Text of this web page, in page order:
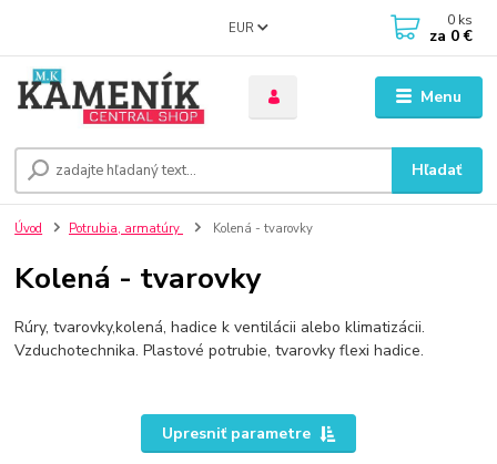
Menu
EUR
Hľadať
0 ks
za 0 €
Úvod Potrubia, armatúry Kolená - tvarovky
Kolená - tvarovky
Rúry, tvarovky,kolená, hadice k ventilácii alebo klimatizácii.
Vzduchotechnika. Plastové potrubie, tvarovky flexi hadice.
Upresniť parametre